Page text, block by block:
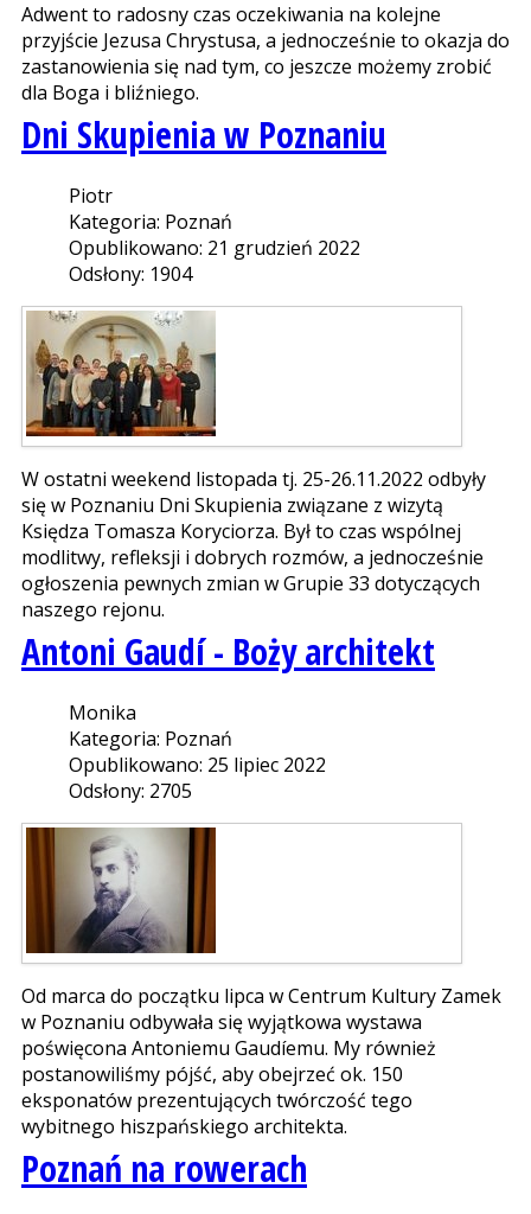
Adwent to radosny czas oczekiwania na kolejne
przyjście Jezusa Chrystusa, a jednocześnie to okazja do
zastanowienia się nad tym, co jeszcze możemy zrobić
dla Boga i bliźniego.
Dni Skupienia w Poznaniu
Piotr
Kategoria: Poznań
Opublikowano: 21 grudzień 2022
Odsłony: 1904
W ostatni weekend listopada tj. 25-26.11.2022 odbyły
się w Poznaniu Dni Skupienia związane z wizytą
Księdza Tomasza Koryciorza. Był to czas wspólnej
modlitwy, refleksji i dobrych rozmów, a jednocześnie
ogłoszenia pewnych zmian w Grupie 33 dotyczących
naszego rejonu.
Antoni Gaudí - Boży architekt
Monika
Kategoria: Poznań
Opublikowano: 25 lipiec 2022
Odsłony: 2705
Od marca do początku lipca w Centrum Kultury Zamek
w Poznaniu odbywała się wyjątkowa wystawa
poświęcona Antoniemu Gaudíemu. My również
postanowiliśmy pójść, aby obejrzeć ok. 150
eksponatów prezentujących twórczość tego
wybitnego hiszpańskiego architekta.
Poznań na rowerach